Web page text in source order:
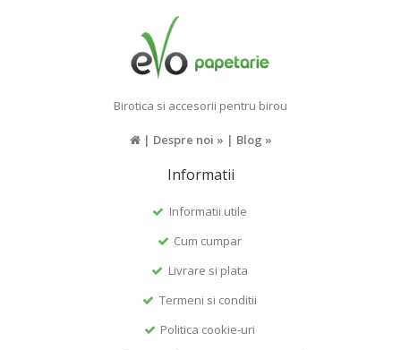
Birotica si accesorii pentru birou
| Despre noi » | Blog »
Informatii
Informatii utile
Cum cumpar
Livrare si plata
Termeni si conditii
Politica cookie-uri